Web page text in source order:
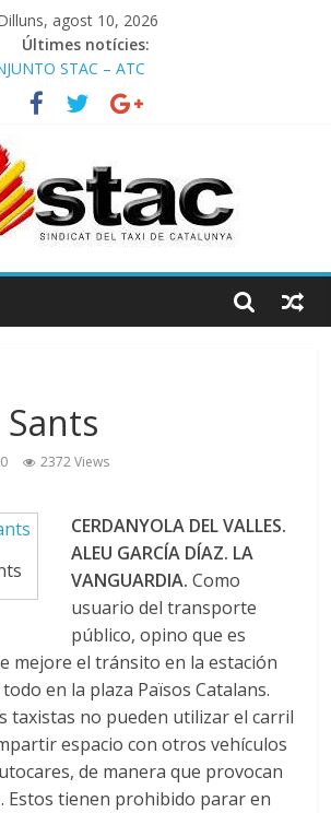
agost 10, 2026
Últimes notícies:
STAC – ATC
ATC de la reunión con los Mossos d
de Barcelona.
LIBRE 29.07.2026 en COOLTURA FM.
TAULA TÈCNICA PARA MEJORAR LA
EN EL PUERTO DE BARCELONA.
LIBRE 22.07.2026 en COOLTURA FM.
2372 Views
CERDANYOLA DEL VALLES.
ALEU GARCÍA DÍAZ. LA
VANGUARDIA. Como
usuario del transporte
público, opino que es
mejore el tránsito en la estación
en la plaza Països Catalans.
taxistas no pueden utilizar el carril
espacio con otros vehículos
de manera que provocan
Estos tienen prohibido parar en